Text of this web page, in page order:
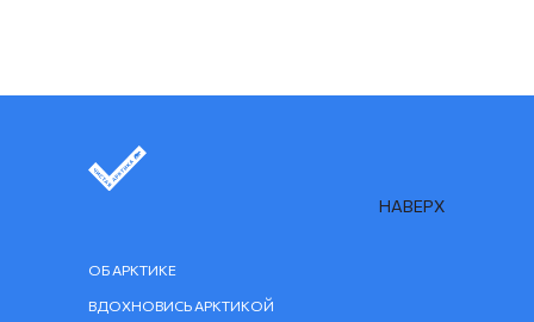
НАВЕРХ
ВДОХНОВИСЬ АРКТИКОЙ
ОБ АРКТИКЕ